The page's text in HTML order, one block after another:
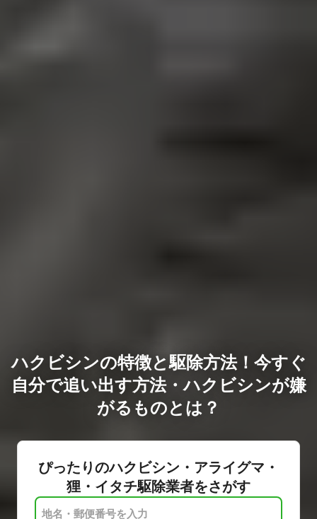
ハクビシンの特徴と駆除方法！今すぐ
自分で追い出す方法・ハクビシンが嫌
がるものとは？
ぴったりのハクビシン・アライグマ・
狸・イタチ駆除業者をさがす